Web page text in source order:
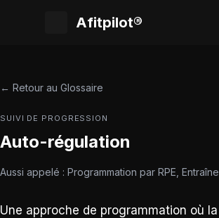
Afitpilot®
← Retour au Glossaire
SUIVI DE PROGRESSION
Auto-régulation
Aussi appelé : Programmation par RPE,
Une approche de programmation où